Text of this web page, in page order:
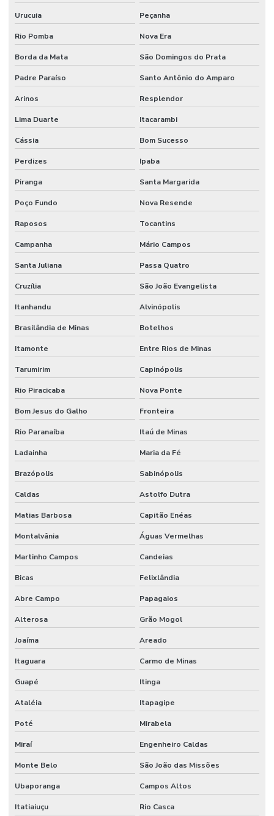
Urucuia Peçanha
Rio Pomba Nova Era
Borda da Mata São Domingos do Prata
Padre Paraíso Santo Antônio do Amparo
Arinos Resplendor
Lima Duarte Itacarambi
Cássia Bom Sucesso
Perdizes Ipaba
Piranga Santa Margarida
Poço Fundo Nova Resende
Raposos Tocantins
Campanha Mário Campos
Santa Juliana Passa Quatro
Cruzília São João Evangelista
Itanhandu Alvinópolis
Brasilândia de Minas Botelhos
Itamonte Entre Rios de Minas
Tarumirim Capinópolis
Rio Piracicaba Nova Ponte
Bom Jesus do Galho Fronteira
Rio Paranaíba Itaú de Minas
Ladainha Maria da Fé
Brazópolis Sabinópolis
Caldas Astolfo Dutra
Matias Barbosa Capitão Enéas
Montalvânia Águas Vermelhas
Martinho Campos Candeias
Bicas Felixlândia
Abre Campo Papagaios
Alterosa Grão Mogol
Joaíma Areado
Itaguara Carmo de Minas
Guapé Itinga
Ataléia Itapagipe
Poté Mirabela
Miraí Engenheiro Caldas
Monte Belo São João das Missões
Ubaporanga Campos Altos
Itatiaiuçu Rio Casca